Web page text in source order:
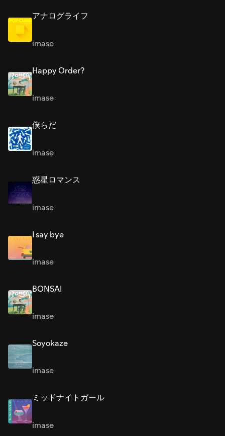
アナログライフ
imase
Happy Order?
imase
僕らだ
imase
惑星ロマンス
imase
I say bye
imase
BONSAI
imase
Soyokaze
imase
ミッドナイトガール
imase